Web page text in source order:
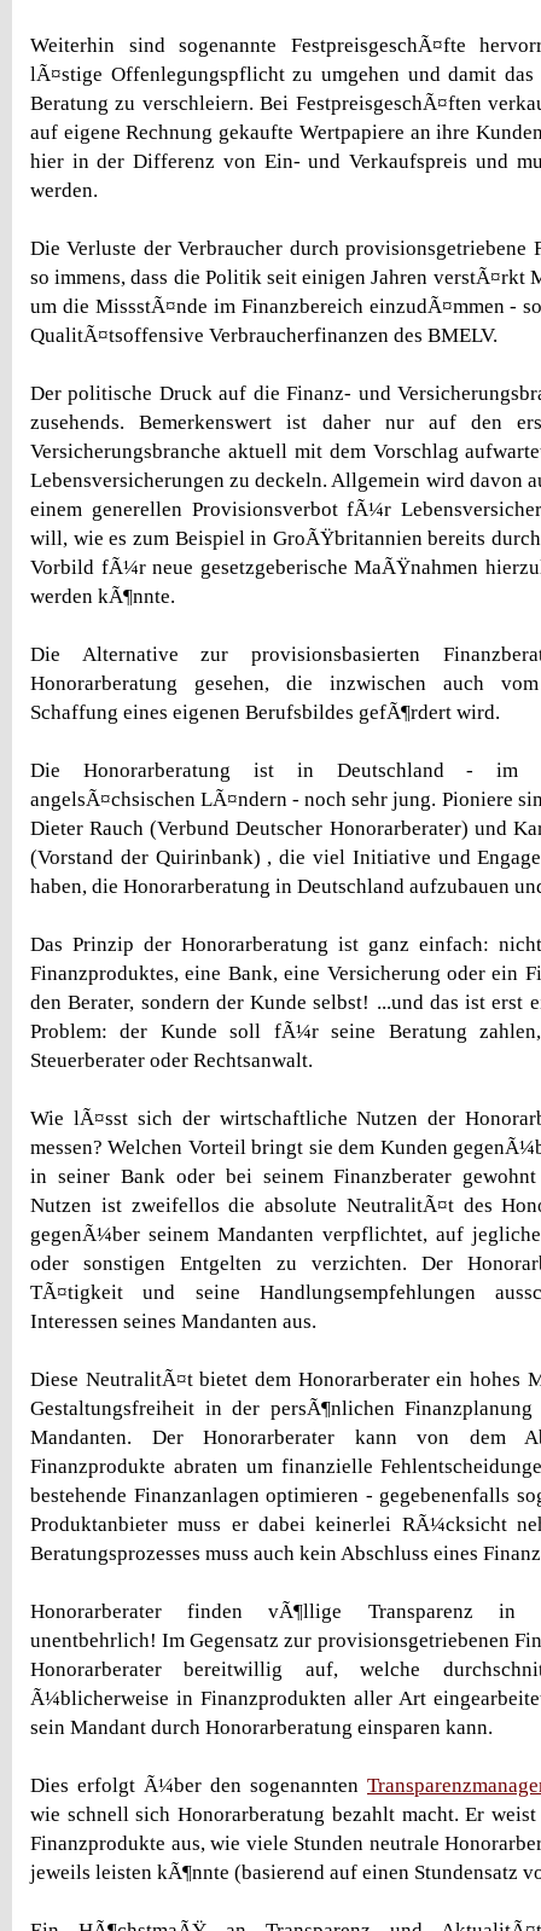
Weiterhin sind sogenannte FestpreisgeschÃ¤fte
lÃ¤stige Offenlegungspflicht zu umgehen und damit das
Beratung zu verschleiern. Bei FestpreisgeschÃ¤ften
auf eigene Rechnung gekaufte Wertpapiere an ihre
hier in der Differenz von Ein- und Verkaufspreis und
werden.
Die Verluste der Verbraucher durch provisionsgetriebene
so immens, dass die Politik seit einigen Jahren verstÃ¤rkt
um die MissstÃ¤nde im Finanzbereich einzudÃ¤mmen -
QualitÃ¤tsoffensive Verbraucherfinanzen des BMELV.
Der politische Druck auf die Finanz- und
zusehends. Bemerkenswert ist daher nur auf den
Versicherungsbranche aktuell mit dem Vorschlag
Lebensversicherungen zu deckeln. Allgemein wird davon
einem generellen Provisionsverbot fÃ¼r
will, wie es zum Beispiel in GroÃŸbritannien bereits
Vorbild fÃ¼r neue gesetzgeberische MaÃŸnahmen
werden kÃ¶nnte.
Die Alternative zur provisionsbasierten
Honorarberatung gesehen, die inzwischen auch
Schaffung eines eigenen Berufsbildes gefÃ¶rdert wird.
Die Honorarberatung ist in Deutschland - im
angelsÃ¤chsischen LÃ¤ndern - noch sehr jung. Pioniere
Dieter Rauch (Verbund Deutscher Honorarberater) und
(Vorstand der Quirinbank) , die viel Initiative und
haben, die Honorarberatung in Deutschland aufzubauen
Das Prinzip der Honorarberatung ist ganz einfach:
Finanzproduktes, eine Bank, eine Versicherung oder ein
den Berater, sondern der Kunde selbst! ...und das ist erst
Problem: der Kunde soll fÃ¼r seine Beratung
Steuerberater oder Rechtsanwalt.
Wie lÃ¤sst sich der wirtschaftliche Nutzen der
messen? Welchen Vorteil bringt sie dem Kunden
in seiner Bank oder bei seinem Finanzberater
Nutzen ist zweifellos die absolute NeutralitÃ¤t des
gegenÃ¼ber seinem Mandanten verpflichtet, auf
oder sonstigen Entgelten zu verzichten. Der
TÃ¤tigkeit und seine Handlungsempfehlungen
Interessen seines Mandanten aus.
Diese NeutralitÃ¤t bietet dem Honorarberater ein hohes
Gestaltungsfreiheit in der persÃ¶nlichen
Mandanten. Der Honorarberater kann von dem
Finanzprodukte abraten um finanzielle
bestehende Finanzanlagen optimieren - gegebenenfalls
Produktanbieter muss er dabei keinerlei RÃ¼cksicht
Beratungsprozesses muss auch kein Abschluss eines
Honorarberater finden vÃ¶llige Transparenz in
unentbehrlich! Im Gegensatz zur provisionsgetriebenen
Honorarberater bereitwillig auf, welche
Ã¼blicherweise in Finanzprodukten aller Art
sein Mandant durch Honorarberatung einsparen kann.
Dies erfolgt Ã¼ber den sogenannten
wie schnell sich Honorarberatung bezahlt macht. Er
Finanzprodukte aus, wie viele Stunden neutrale
jeweils leisten kÃ¶nnte (basierend auf einen Stundensatz